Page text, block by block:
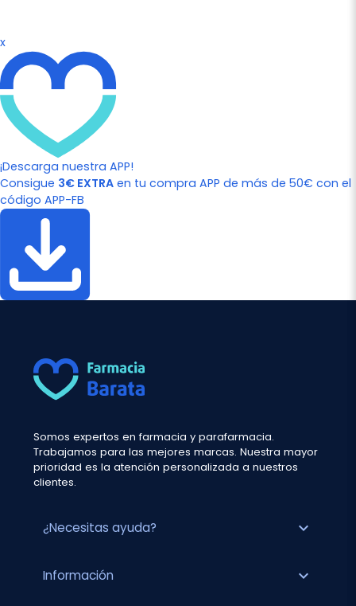
x
¡Descarga nuestra APP!
Consigue 3€ EXTRA en tu compra APP de más de 50€ con el
código APP-FB
Somos expertos en farmacia y parafarmacia.
Trabajamos para las mejores marcas. Nuestra mayor
prioridad es la atención personalizada a nuestros
clientes.
¿Necesitas ayuda? expand_more
Información expand_more